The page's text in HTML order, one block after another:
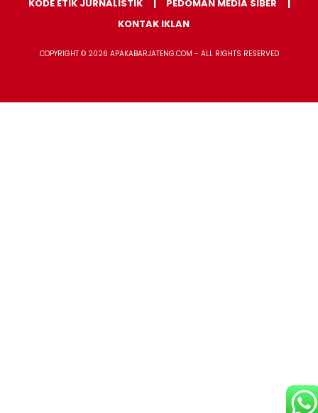
KODE ETIK JURNALISTIK
PEDOMAN MEDIA SIBER
KONTAK IKLAN
COPYRIGHT © 2026 APAKABARJATENG.COM - ALL RIGHTS RESERVED